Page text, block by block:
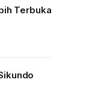
Terbuka